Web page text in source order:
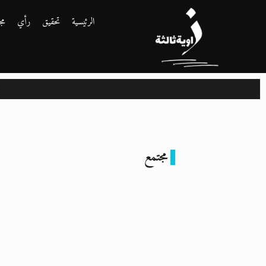
الرئيسية تحقيق رأي
مجتمع
مصر: أمهات